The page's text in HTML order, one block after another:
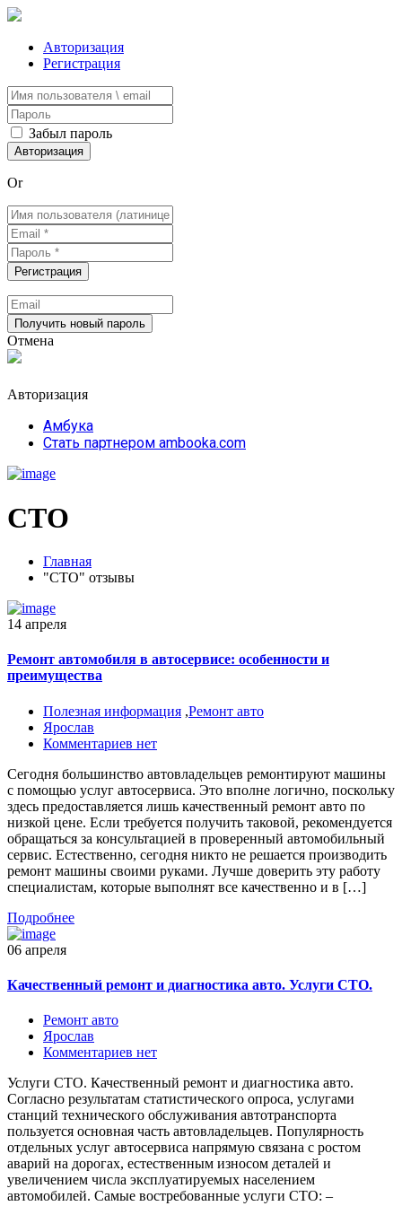
Авторизация
Регистрация
Забыл пароль
Or
Отмена
Авторизация
Амбука
Стать партнером ambooka.com
СТО
Главная
"СТО" отзывы
14 апреля
Ремонт автомобиля в автосервисе: особенности и
преимущества
Полезная информация ,Ремонт авто
Ярослав
Комментариев нет
Сегодня большинство автовладельцев ремонтируют машины
с помощью услуг автосервиса. Это вполне логично, поскольку
здесь предоставляется лишь качественный ремонт авто по
низкой цене. Если требуется получить таковой, рекомендуется
обращаться за консультацией в проверенный автомобильный
сервис. Естественно, сегодня никто не решается производить
ремонт машины своими руками. Лучше доверить эту работу
специалистам, которые выполнят все качественно и в […]
Подробнее
06 апреля
Качественный ремонт и диагностика авто. Услуги СТО.
Ремонт авто
Ярослав
Комментариев нет
Услуги СТО. Качественный ремонт и диагностика авто.
Согласно результатам статистического опроса, услугами
станций технического обслуживания автотранспорта
пользуется основная часть автовладельцев. Популярность
отдельных услуг автосервиса напрямую связана с ростом
аварий на дорогах, естественным износом деталей и
увеличением числа эксплуатируемых населением
автомобилей. Самые востребованные услуги СТО: –